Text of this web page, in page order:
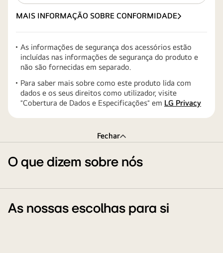
MAIS INFORMAÇÃO SOBRE CONFORMIDADE
As informações de segurança dos acessórios estão
incluídas nas informações de segurança do produto e
não são fornecidas em separado.
Para saber mais sobre como este produto lida com
dados e os seus direitos como utilizador, visite
″Cobertura de Dados e Especificações″ em LG Privacy
Fechar
O que dizem sobre nós
As nossas escolhas para si